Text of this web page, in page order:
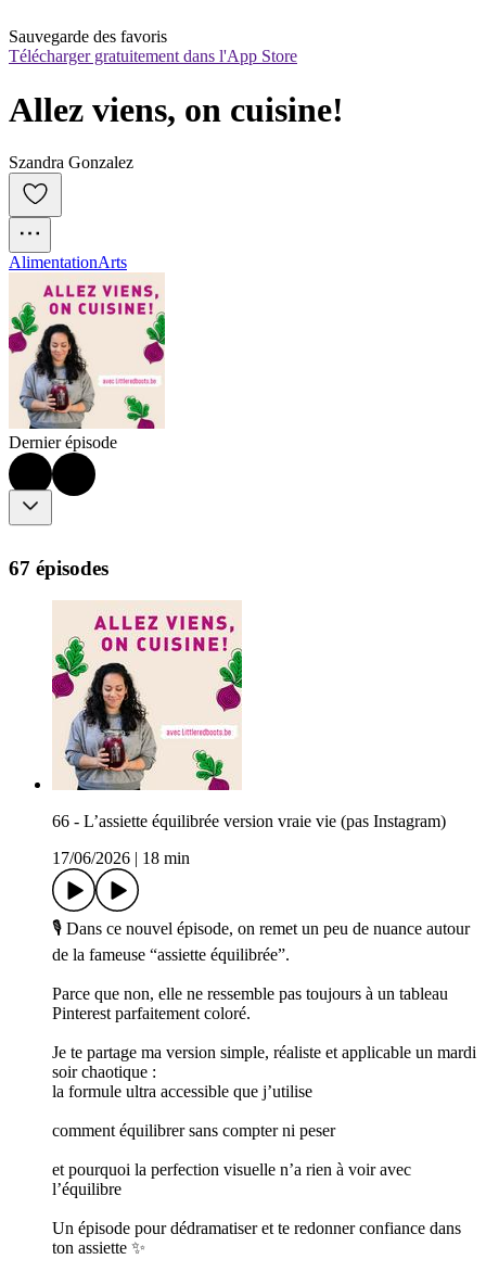
Sauvegarde des favoris
Télécharger gratuitement dans l'App Store
Allez viens, on cuisine!
Szandra Gonzalez
AlimentationArts
Dernier épisode
67 épisodes
66 - L’assiette équilibrée version vraie vie (pas Instagram)
17/06/2026
18 min
🎙 Dans ce nouvel épisode, on remet un peu de nuance autour
de la fameuse “assiette équilibrée”.
Parce que non, elle ne ressemble pas toujours à un tableau
Pinterest parfaitement coloré.
Je te partage ma version simple, réaliste et applicable un mardi
soir chaotique :
la formule ultra accessible que j’utilise
comment équilibrer sans compter ni peser
et pourquoi la perfection visuelle n’a rien à voir avec
l’équilibre
Un épisode pour dédramatiser et te redonner confiance dans
ton assiette ✨